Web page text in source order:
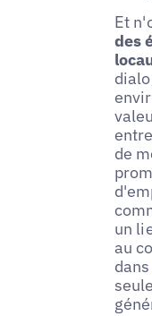
Et
des
de
un
au